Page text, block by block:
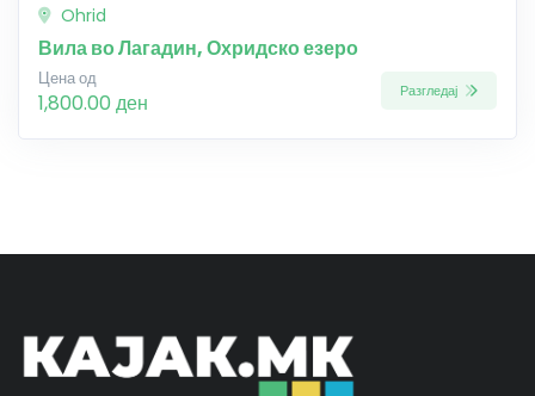
Ohrid
Вила во Лагадин, Охридско езеро
Цена од
1,800.00 ден Разгледај